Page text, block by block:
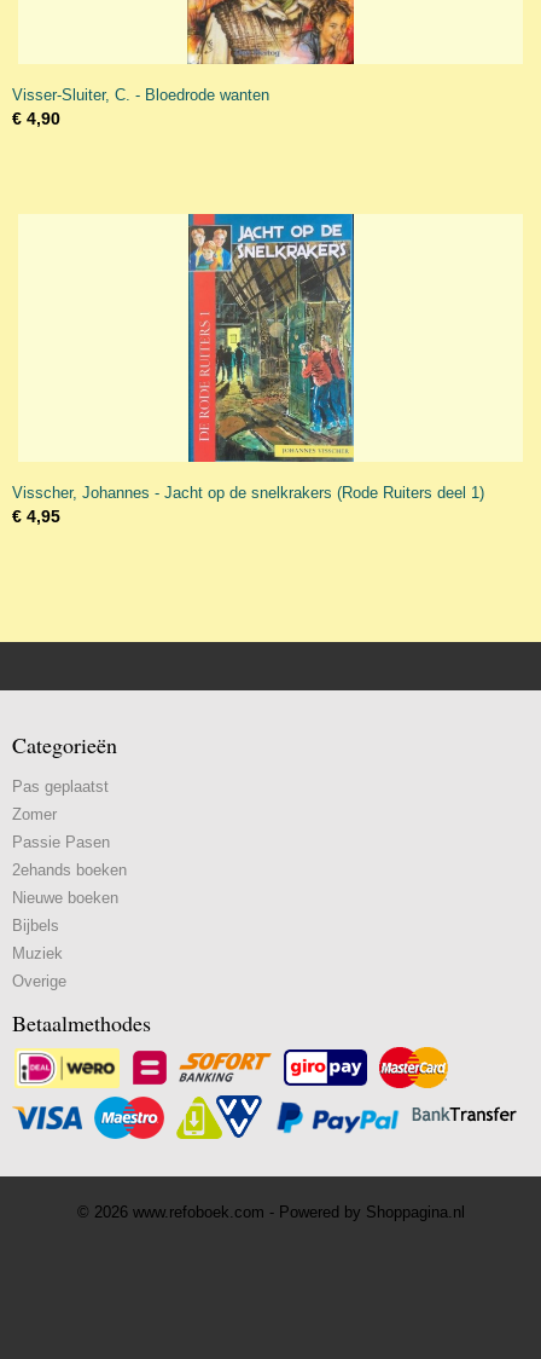
Visser-Sluiter, C. - Bloedrode wanten
€ 4,90
Visscher, Johannes - Jacht op de snelkrakers (Rode Ruiters deel 1)
€ 4,95
Categorieën
Pas geplaatst
Zomer
Passie Pasen
2ehands boeken
Nieuwe boeken
Bijbels
Muziek
Overige
Betaalmethodes
© 2026 www.refoboek.com - Powered by Shoppagina.nl